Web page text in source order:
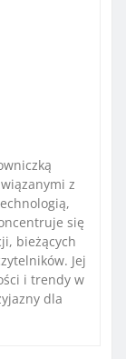
z
się
bieżących
Jej
i trendy w
dla